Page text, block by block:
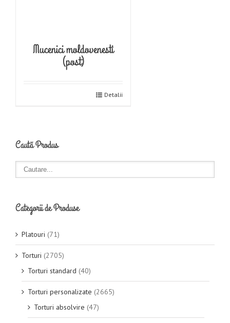
Mucenici moldovenesti
(post)
Detalii
Caută Produs
Categorii de Produse
Platouri (71)
Torturi (2705)
Torturi standard (40)
Torturi personalizate (2665)
Torturi absolvire (47)